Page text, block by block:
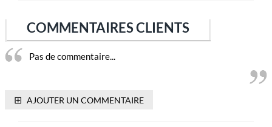
COMMENTAIRES CLIENTS
Pas de commentaire...
⊞ AJOUTER UN COMMENTAIRE